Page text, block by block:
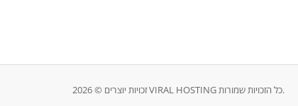
זכויות יוצרים © 2026 VIRAL HOSTING כל הזכויות שמורות.